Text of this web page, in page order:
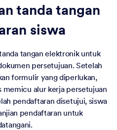
tanda tangan
siswa
tangan elektronik untuk
persetujuan. Setelah
formulir yang diperlukan,
memicu alur kerja persetujuan
pendaftaran disetujui, siswa
pendaftaran untuk